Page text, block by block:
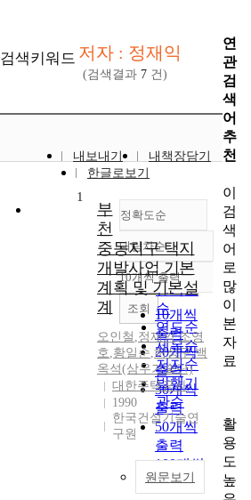
검색키워드 저자 : 정재익
(검색결과 7 건)
내보내기
내책장담기
한글로보기
정확도순
정확도
순
인기도
순
연도순
제목순
저자순
발행기
관순
내림차순
내림차순
10개씩 출력
10개씩
출력
20개씩
출력
30개씩
출력
50개씩
출력
100개씩
출력
조회
1
부
천
중동지구 택지
개발사업 기본
계획 및 기본설
계
오인철 ,정재익,조영
호,황일순,허성구,백
옥석(삼우기술단)
대한주택공사
1990
한국건설기술연
구원
원문보기
연
관
검
색
어
추
천
이
검
색
어
로
많
이
본
자
료
활
용
도
높